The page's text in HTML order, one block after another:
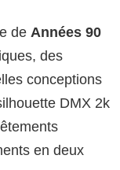
de Années 90
des
conceptions
DMX 2k
en deux